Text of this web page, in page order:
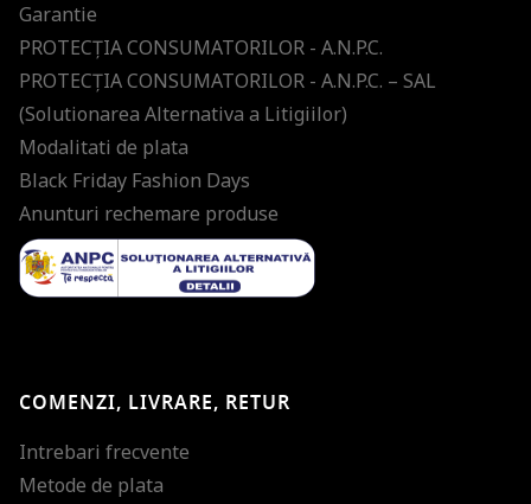
Garantie
PROTECŢIA CONSUMATORILOR - A.N.P.C.
PROTECŢIA CONSUMATORILOR - A.N.P.C. – SAL
(Solutionarea Alternativa a Litigiilor)
Modalitati de plata
Black Friday Fashion Days
Anunturi rechemare produse
COMENZI, LIVRARE, RETUR
Intrebari frecvente
Metode de plata